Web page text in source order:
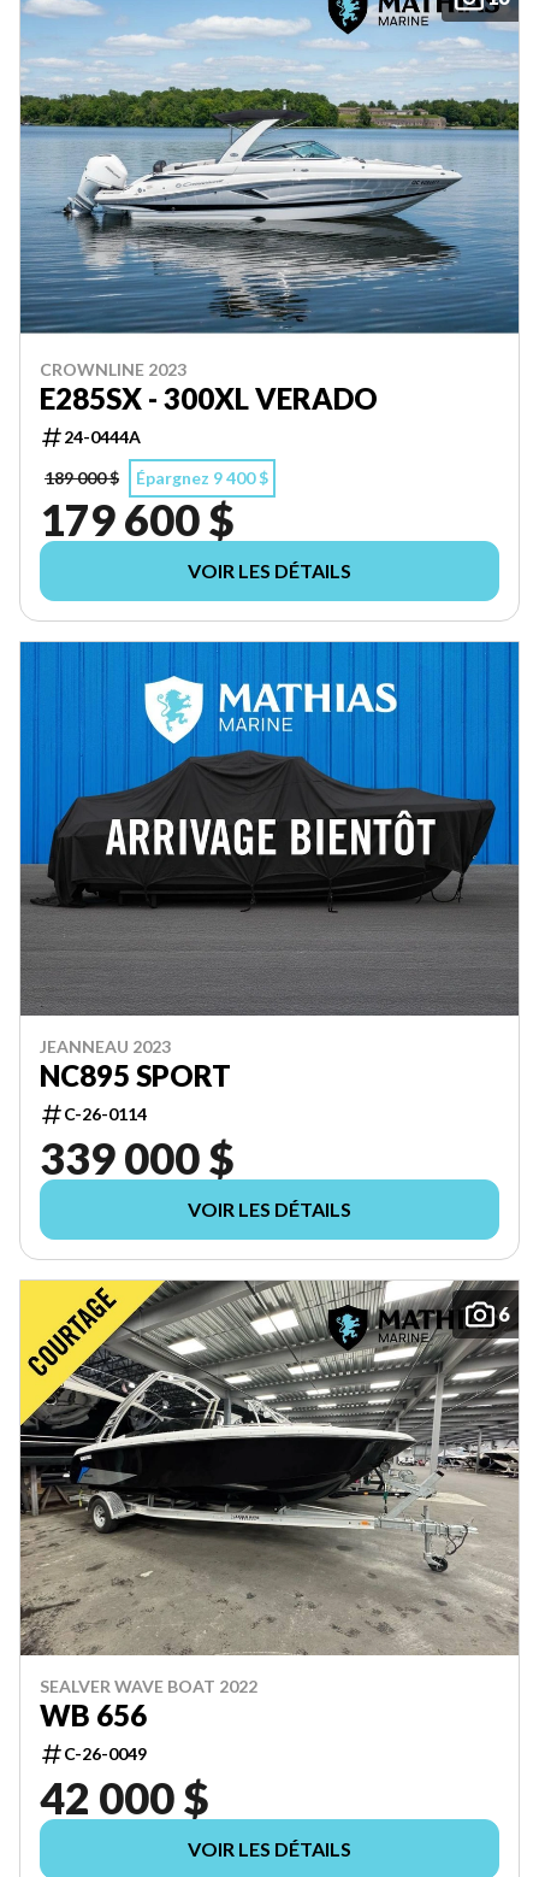
CROWNLINE 2023
E285SX - 300XL VERADO
24-0444A
189 000 $
Épargnez 9 400 $
179 600 $
VOIR LES DÉTAILS
JEANNEAU 2023
NC895 SPORT
C-26-0114
339 000 $
VOIR LES DÉTAILS
6
SEALVER WAVE BOAT 2022
WB 656
C-26-0049
42 000 $
VOIR LES DÉTAILS